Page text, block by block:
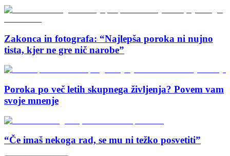
Zakonca in fotografa: “Najlepša poroka ni nujno
tista, kjer ne gre nič narobe”
Poroka po več letih skupnega življenja? Povem vam
svoje mnenje
“Če imaš nekoga rad, se mu ni težko posvetiti”